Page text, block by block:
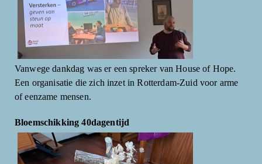
Vanwege dankdag was er een spreker van House of Hope.
Een organisatie die zich inzet in Rotterdam-Zuid voor arme
of eenzame mensen.
Bloemschikking 40dagentijd